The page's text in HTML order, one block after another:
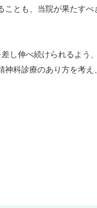
ことも、当院が果たす
し伸べ続けられるよう
神科診療のあり方を考